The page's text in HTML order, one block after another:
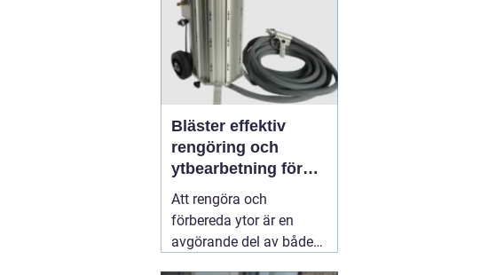
Bläster effektiv
rengöring och
ytbearbetning för
proffs och
hantverkare
Att rengöra och
förbereda ytor är en
avgörande del av både